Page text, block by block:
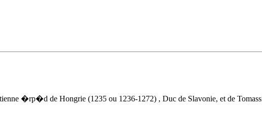
�rp�d de Hongrie (1235 ou 1236-1272) , Duc de Slavonie, et de